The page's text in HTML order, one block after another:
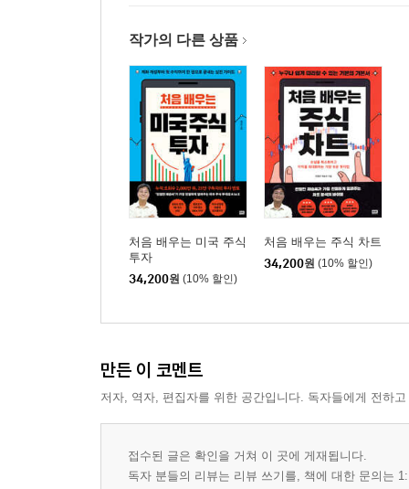
14 별 모양 반전형 캔들
15 지속형을 알면 수익이 보인다
제4편 이동평균선을 이용한 매매법
16 이동평균선을 보면 주가의 움직임이 보인다
17 주가의 흐름과 그랜빌의 법칙
18 원리만 알면 끝! 이동평균선의 지지와 저항
20 이격도를 이용해 수익 올리기
22 주가 움직임의 강도 측정 RSI
23 CCI를 통해 사고파는 시점 찾기
26 포물선을 통해 추세를 파악하는 파라볼릭 SAR
작가의 다른 상품
처음 배우는 미국 주식
투자
34,200원 (10% 할인)
처음 배우는 주식 차트
34,200원 (10% 할인)
만든 이 코멘트
저자, 역자, 편집자를 위한 공간입니다. 독자들에게 전하
접수된 글은 확인을 거쳐 이 곳에 게재됩니다.
독자 분들의 리뷰는 리뷰 쓰기를, 책에 대한 문의는